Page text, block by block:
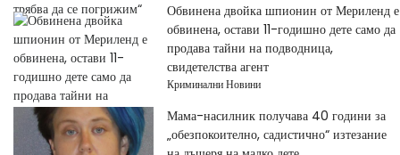
Обвинена двойка шпионин от Мериленд е
обвинена, остави 11-годишно дете само да
продава тайни на подводница,
свидетелства агент
Криминални Новини
Мама-насилник получава 40 години за
„обезпокоително, садистично“ изтезание